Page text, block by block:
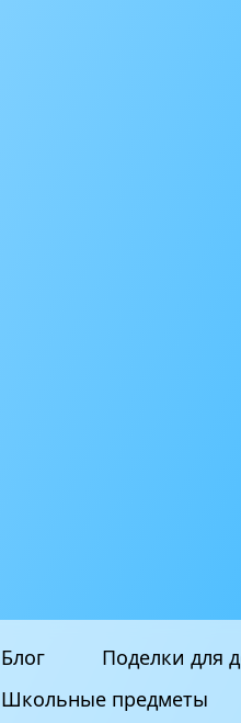
Блог Поделки для
Школьные предметы